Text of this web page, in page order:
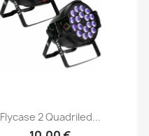
Vorschau
Flycase 2 Quadriled...